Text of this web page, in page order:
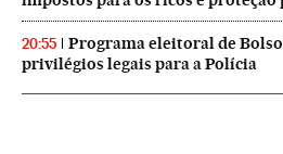
20:55
Programa eleitoral de
privilégios legais para a Polícia